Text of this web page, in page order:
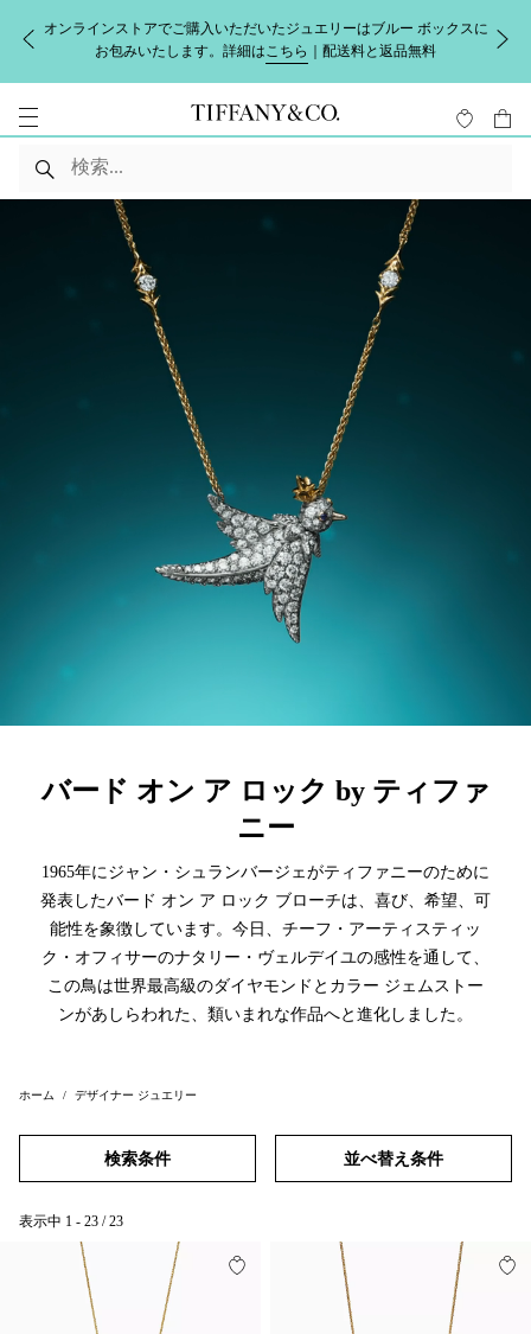
オンラインストアでご購入いただいたジュエリーはブルー ボックスに
お包みいたします。詳細はこちら ｜配送料と返品無料
バード オン ア ロック by ティファ
ニー
1965年にジャン・シュランバージェがティファニーのために
発表したバード オン ア ロック ブローチは、喜び、希望、可
能性を象徴しています。今日、チーフ・アーティスティッ
ク・オフィサーのナタリー・ヴェルデイユの感性を通して、
この鳥は世界最高級のダイヤモンドとカラー ジェムストー
ンがあしらわれた、類いまれな作品へと進化しました。
ホーム デザイナー ジュエリー
検索条件 並べ替え条件
表示中 1 - 23 / 23